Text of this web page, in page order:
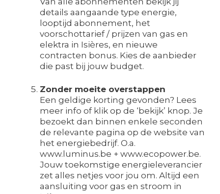
details aangaande type energie,
looptijd abonnement, het
voorschottarief / prijzen van gas en
elektra in Isières, en nieuwe
contracten bonus. Kies de aanbieder
die past bij jouw budget.
Zonder moeite overstappen
Een geldige korting gevonden? Lees
meer info of klik op de ‘bekijk’ knop. Je
bezoekt dan binnen enkele seconden
de relevante pagina op de website van
het energiebedrijf. O.a.
www.luminus.be + www.ecopower.be.
Jouw toekomstige energieleverancier
zet alles netjes voor jou om. Altijd een
aansluiting voor gas en stroom in